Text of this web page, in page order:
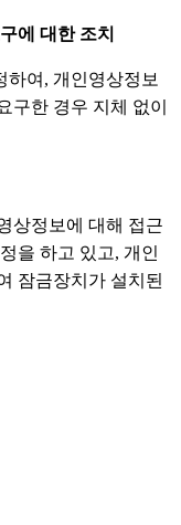
에 대한 조치
하여, 개인영상정보
구한 경우 지체 없이
상정보에 대해 접근
을 하고 있고, 개인
잠금장치가 설치된